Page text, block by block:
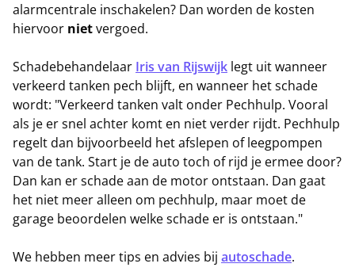
alarmcentrale inschakelen? Dan worden de kosten
hiervoor nietvergoed.
Schadebehandelaar Iris van Rijswijk legt uit wanneer
verkeerd tanken pech blijft, en wanneer het schade
wordt: "Verkeerd tanken valt onder Pechhulp. Vooral
als je er snel achter komt en niet verder rijdt. Pechhulp
regelt dan bijvoorbeeld het afslepen of leegpompen
van de tank. Start je de auto toch of rijd je ermee door?
Dan kan er schade aan de motor ontstaan. Dan gaat
het niet meer alleen om pechhulp, maar moet de
garage beoordelen welke schade er is ontstaan."
We hebben meer tips en advies bij autoschade.